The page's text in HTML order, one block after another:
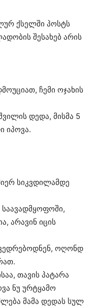
ქსელში პოსტს
შესახებ არის
ჩემი ოჯახის
დედა, მისმა 5
იპოვა.
სიკვდილამდე
საავადმყოფოში,
არავინ იცის
ოღონდ
თავის პატარა
ნუ ურტყამო
მამა დედას სულ